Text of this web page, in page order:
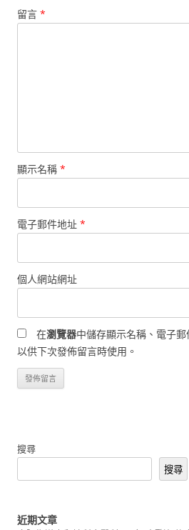
留言 *
顯示名稱 *
電子郵件地址 *
個人網站網址
在瀏覽器中儲存顯示名稱、電子
以供下次發佈留言時使用。
搜尋
搜尋
近期文章